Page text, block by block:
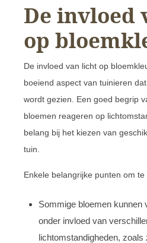
De invloed
op
De invloed van licht op
boeiend aspect van tuinieren
wordt gezien. Een goed begrip
bloemen reageren op
belang bij het kiezen van
tuin.
Enkele belangrijke punten om
Sommige bloemen kunnen
onder invloed van
lichtomstandigheden, zoals